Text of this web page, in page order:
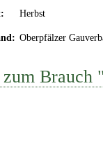
Herbst
Oberpfälzer
Brauch